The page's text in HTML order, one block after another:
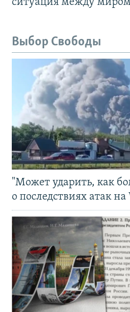
Выбор Свободы
"Может ударить, как
о последствиях атак